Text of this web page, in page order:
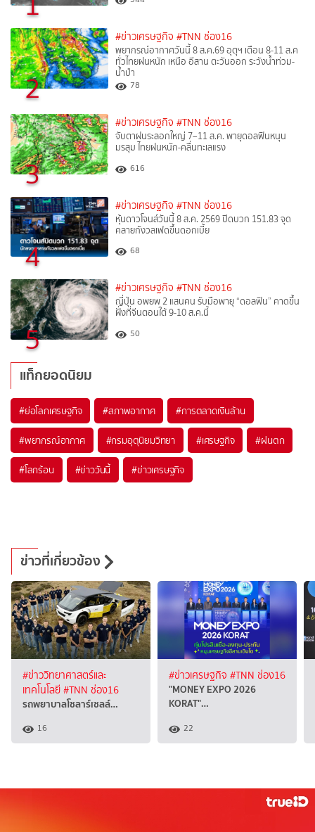
2
#ข่าวเศรษฐกิจ #TNN ช่อง16
พยากรณ์อากาศวันนี้ 8 ส.ค.69 อุตุฯ เตือน 8-11 ส.ค
ทั่วไทยฝนหนัก เหนือ อีสาน ตะวันออก ระวังน้ำท่วม-
น้ำป่า
78
3
#ข่าวเศรษฐกิจ #TNN ช่อง16
จับตาฝนระลอกใหญ่ 7–11 ส.ค. พายุดอลฟินหนุน
มรสุม ไทยฝนหนัก-คลื่นทะเลแรง
616
4
#ข่าวเศรษฐกิจ #TNN ช่อง16
หุ้นดาวโจนส์วันนี้ 8 ส.ค. 2569 ปิดบวก 151.83 จุด
คลายกังวลเฟดขึ้นดอกเบี้ย
68
5
#ข่าวเศรษฐกิจ #TNN ช่อง16
ญี่ปุ่น อพยพ 2 แสนคน รับมือพายุ “ดอลฟิน” คาดขึ้น
ฝั่งที่จีนตอนใต้ 9-10 ส.ค.นี้
50
แท็กยอดนิยม
#ย่อโลกเศรษฐกิจ #สภาพอากาศ #การตลาดเงินล้าน
#พยากรณ์อากาศ #กรมอุตุนิยมวิทยา #เศรษฐกิจ #ฝนตก
#โลกร้อน #ข่าววันนี้ #ข่าวเศรษฐกิจ
ข่าวที่เกี่ยวข้อง
#ข่าววิทยาศาสตร์และ
เทคโนโลยี#TNN ช่อง16
รถพยาบาลโซลาร์เซลล์…
16
#ข่าวเศรษฐกิจ #TNN ช่อง16
"MONEY EXPO 2026
KORAT"…
22